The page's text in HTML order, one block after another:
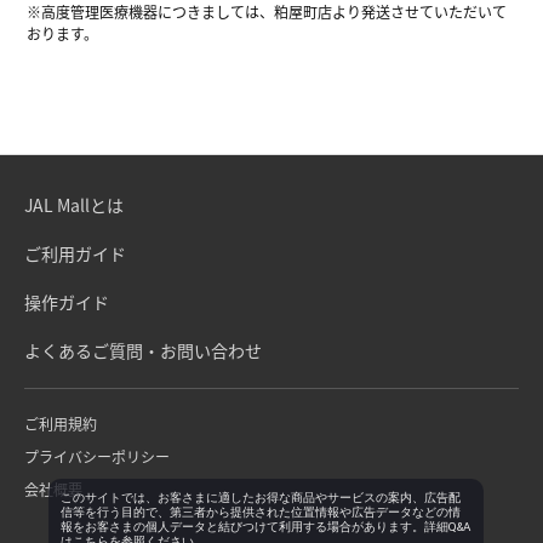
※高度管理医療機器につきましては、粕屋町店より発送させていただいて
おります。
JAL Mallとは
ご利用ガイド
操作ガイド
よくあるご質問・お問い合わせ
ご利用規約
プライバシーポリシー
会社概要このサイトでは、お客さまに適したお得な商品やサービスの案内、広告配
信等を行う目的で、第三者から提供された位置情報や広告データなどの情
報をお客さまの個人データと結びつけて利用する場合があります。詳細Q&A